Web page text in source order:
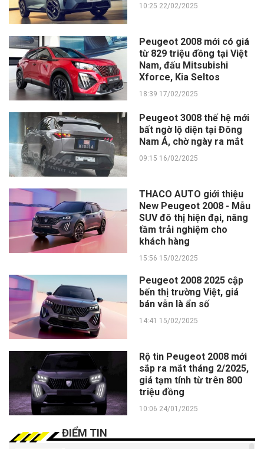
10:25 22/02/2025
Peugeot 2008 mới có giá
từ 829 triệu đồng tại Việt
Nam, đấu Mitsubishi
Xforce, Kia Seltos
18:39 17/02/2025
Peugeot 3008 thế hệ mới
bất ngờ lộ diện tại Đông
Nam Á, chờ ngày ra mắt
09:15 16/02/2025
THACO AUTO giới thiệu
New Peugeot 2008 - Mẫu
SUV đô thị hiện đại, nâng
tầm trải nghiệm cho
khách hàng
15:56 15/02/2025
Peugeot 2008 2025 cập
bến thị trường Việt, giá
bán vẫn là ẩn số
14:41 15/02/2025
Rộ tin Peugeot 2008 mới
sắp ra mắt tháng 2/2025,
giá tạm tính từ trên 800
triệu đồng
10:06 24/01/2025
ĐIỂM TIN